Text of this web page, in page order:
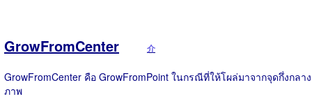
GrowFromCenter 介
GrowFromCenter คือ GrowFromPoint ในกรณีที่ให้โผล่มาจากจุดกึ่งกลาง
ภาพ